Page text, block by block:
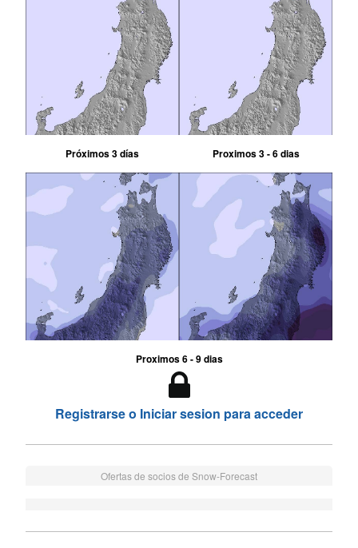
Próximos 3 días Proximos 3 - 6 dias
Proximos 6 - 9 dias
Registrarse o Iniciar sesion para acceder
Ofertas de socios de Snow-Forecast